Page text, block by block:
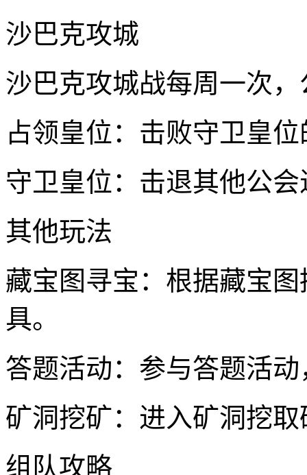
沙巴克攻城
沙巴克攻城战每周一次
占领皇位：击败守卫皇
守卫皇位：击退其他公
其他玩法
藏宝图寻宝：根据藏宝
具。
答题活动：参与答题活
矿洞挖矿：进入矿洞挖
组队攻略